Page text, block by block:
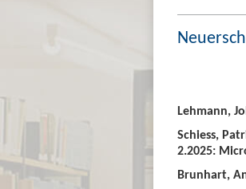
Lehmann,
Schiess,
2.2025:
Brunhart,